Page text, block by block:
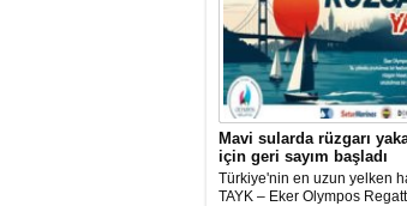
Mavi sularda rüzgarı
için geri sayım başladı
Türkiye'nin en uzun yelken
TAYK – Eker Olympos